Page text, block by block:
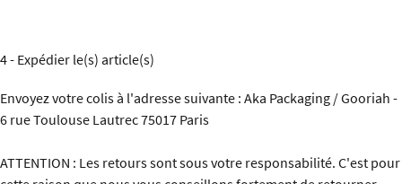
4 - Expédier le(s) article(s)
Envoyez votre colis à l'adresse suivante : Aka Packaging / Gooriah -
6 rue Toulouse Lautrec 75017 Paris
ATTENTION : Les retours sont sous votre responsabilité. C'est pour